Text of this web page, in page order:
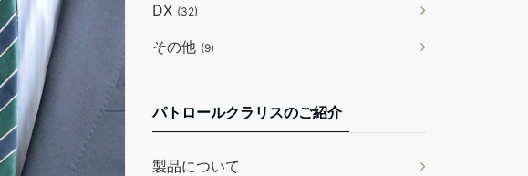
DX (32)
その他 (9)
パトロールクラリスのご紹介
製品について